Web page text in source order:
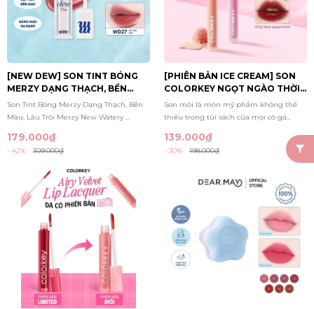
[NEW DEW] SON TINT BÓNG
MERZY DẠNG THẠCH, BỀN
MÀU, LÂU TRÔI MERZY NEW
WATERY DEW TINT 4G
Son Tint Bóng Merzy Dạng Thạch, Bền
Màu, Lâu Trôi Merzy New Watery ...
179.000₫
- 42% 309.000₫
[PHIÊN BẢN ICE CREAM] SON
COLORKEY NGỌT NGÀO THỜI
THƯỢNG 1.7G
Son môi là món mỹ phẩm không thể
thiếu trong túi xách của mọi cô gá...
139.000₫
- 30% 198.000₫